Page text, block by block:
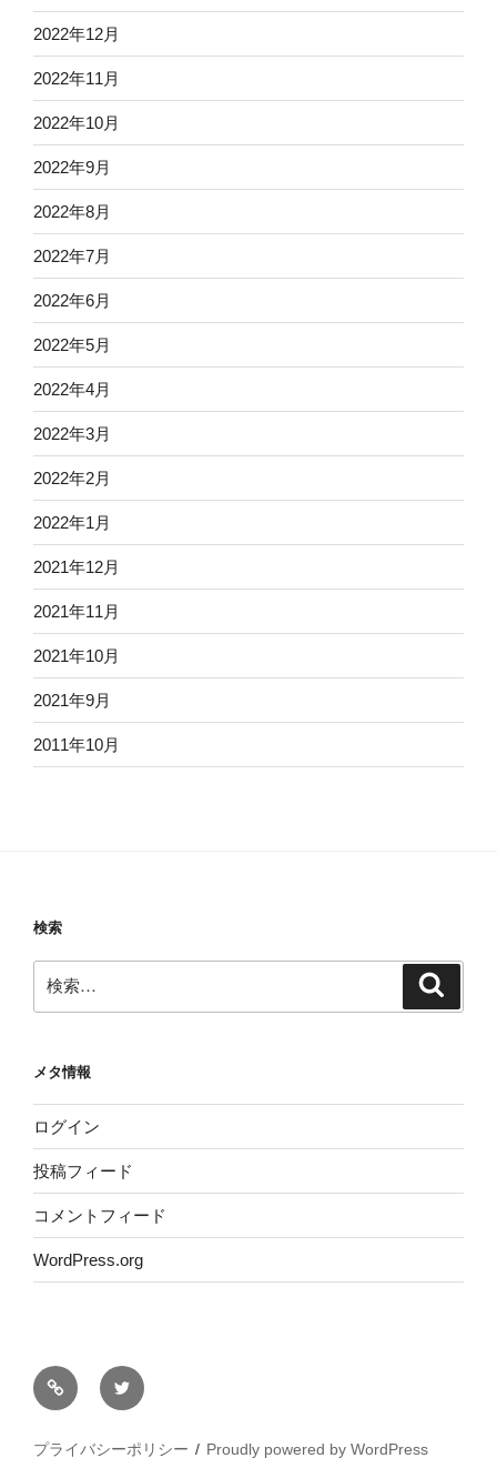
2022年12月
2022年11月
2022年10月
2022年9月
2022年8月
2022年7月
2022年6月
2022年5月
2022年4月
2022年3月
2022年2月
2022年1月
2021年12月
2021年11月
2021年10月
2021年9月
2011年10月
検索
索:
メタ情報
ログイン
投稿フィード
コメントフィード
WordPress.org
サ
イ
Twitter
プライバシーポリシー Proudly powered by WordPress